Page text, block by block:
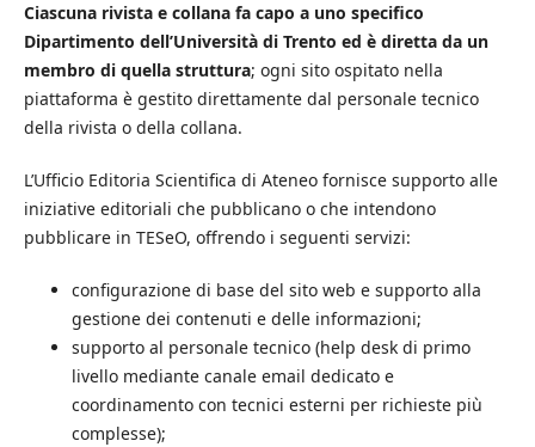
Ciascuna rivista e collana fa capo a uno specifico
Dipartimento dell’Università di Trento ed è diretta da un
membro di quella struttura; ogni sito ospitato nella
piattaforma è gestito direttamente dal personale tecnico
della rivista o della collana.
L’Ufficio Editoria Scientifica di Ateneo fornisce supporto alle
iniziative editoriali che pubblicano o che intendono
pubblicare in TESeO, offrendo i seguenti servizi:
configurazione di base del sito web e supporto alla
gestione dei contenuti e delle informazioni;
supporto al personale tecnico (help desk di primo
livello mediante canale email dedicato e
coordinamento con tecnici esterni per richieste più
complesse);